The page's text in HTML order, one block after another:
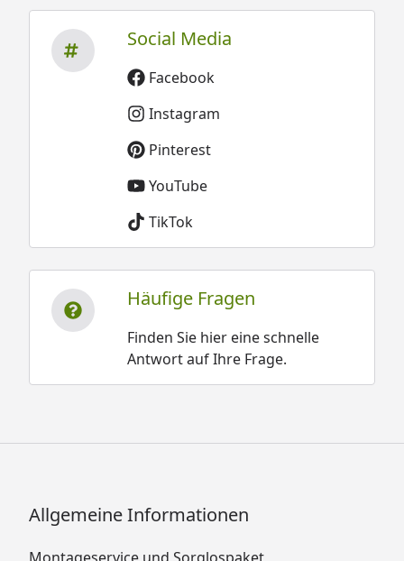
Social Media
Facebook
Instagram
Pinterest
YouTube
TikTok
Häufige Fragen
Finden Sie hier eine schnelle
Antwort auf Ihre Frage.
Allgemeine Informationen